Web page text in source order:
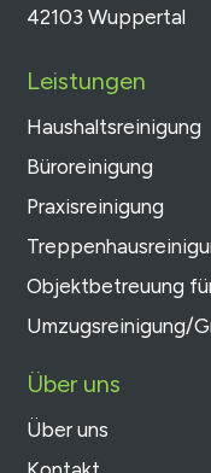
42103 Wuppertal
Leistungen
Haushaltsreinigung
Büroreinigung
Praxisreinigung
Objektbetreuung
Umzugsreinigung/
Über uns
Über uns